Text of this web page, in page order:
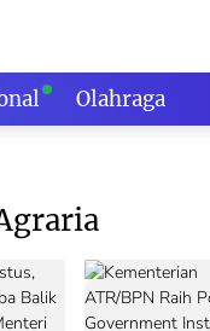
Olahraga